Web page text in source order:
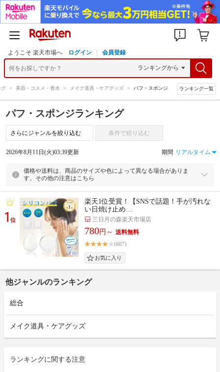
ようこそ 楽天市場へ ログイン 会員登録
グ > 美容・コスメ・香水 > メイク道具・ケアグッズ > パフ・スポンジ ランキング一覧
パフ・スポンジランキング
条件で絞り込む
2026年8月11日(火)03:39更新 期間
価格や送料は、商品のサイズや色によって異なる場合がありま
す。その他の注意はこちら
1位
楽天1位受賞！【SNSで話題！手が汚れな
い日焼け止め…
三日月の森楽天市場店
780円～
(607)
他ジャンルのランキング
総合
メイク道具・ケアグッズ
ランキングに関する注意